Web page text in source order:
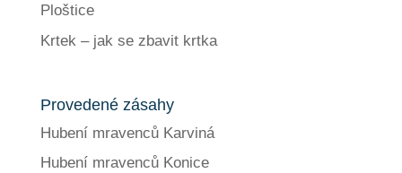
Ploštice
Krtek – jak se zbavit krtka
Provedené zásahy
Hubení mravenců Karviná
Hubení mravenců Konice